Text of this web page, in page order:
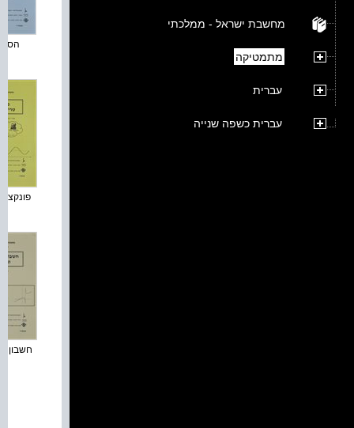
מחשבת ישראל - ממלכתי
מתמטיקה
עברית
עברית כשפה שנייה
חשבון